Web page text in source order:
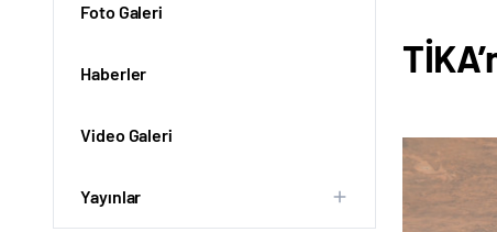
Foto Galeri
Haberler
Video Galeri
Yayınlar